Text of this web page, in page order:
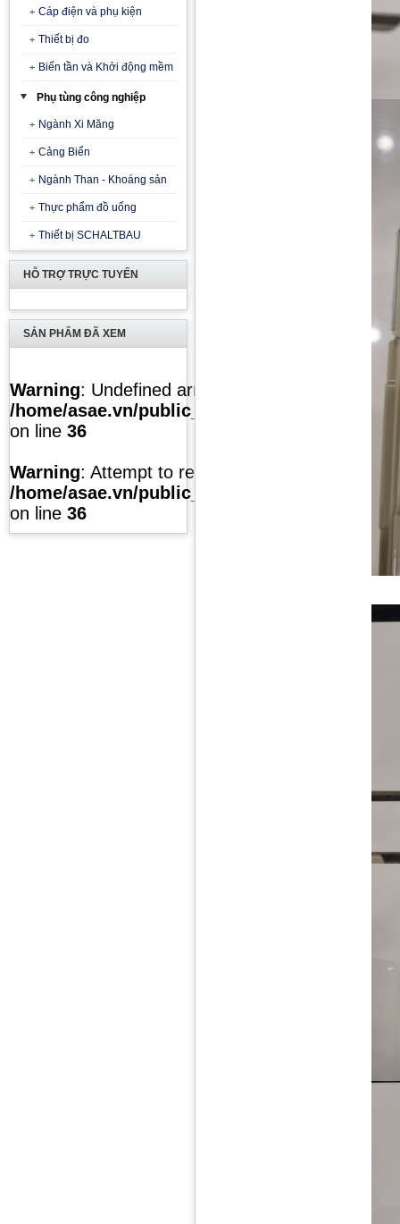
Cáp điện và phụ kiện
Thiết bị đo
Biến tần và Khởi động mềm
Phụ tùng công nghiệp
Ngành Xi Măng
Cảng Biển
Ngành Than - Khoáng sản
Thực phẩm đồ uống
Thiết bị SCHALTBAU
HỖ TRỢ TRỰC TUYẾN
SẢN PHẨM ĐÃ XEM
Warning: Undefined array key "list" in
/home/asae.vn/public_html/temp/caches/
on line 36
Warning: Attempt to read property "value" on
/home/asae.vn/public_html/temp/caches/
on line 36